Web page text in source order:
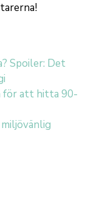
Spoiler: Det
för att hitta 90-